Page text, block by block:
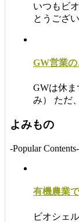
いつもビ
とうござ
GW営業の
GWは休
み） ただ
よみもの
-Popular Contents-
有機農業
ビオシェ